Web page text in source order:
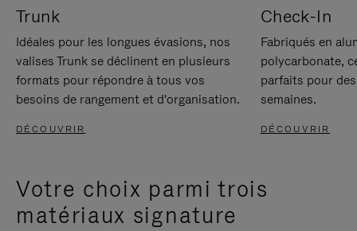
Trunk
Idéales pour les longues évasions, nos
valises Trunk se déclinent en plusieurs
formats pour répondre à tous vos
besoins de rangement et d'organisation.
DÉCOUVRIR
Check-In
Fabriqués en
polycarbonate,
parfaits pour
semaines.
DÉCOUVRIR
Votre choix parmi trois
matériaux signature